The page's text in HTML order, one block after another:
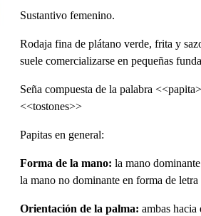
Sustantivo femenino.
Rodaja fina de plátano verde, frita y
suele comercializarse en pequeñas
Seña compuesta de la palabra
<<tostones>>
Papitas en general:
Forma de la mano: la mano
la mano no dominante en forma de letra
Orientación de la palma: ambas hacia